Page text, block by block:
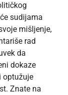
sudijama
mišljenje,
rad
da
dokaze
optužuje
Znate na